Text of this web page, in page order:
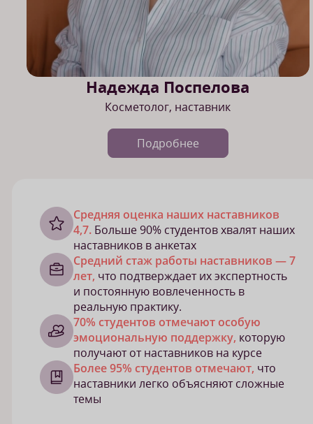
Надежда Поспелова
Косметолог, наставник
Подробнее
Cредняя оценка наших наставников
4,7. Больше 90% студентов хвалят наших
наставников в анкетах
Средний стаж работы наставников — 7
лет, что подтверждает их экспертность
и постоянную вовлеченность в
реальную практику.
70% студентов отмечают особую
эмоциональную поддержку, которую
получают от наставников на курсе
Более 95% студентов отмечают, что
наставники легко объясняют сложные
темы